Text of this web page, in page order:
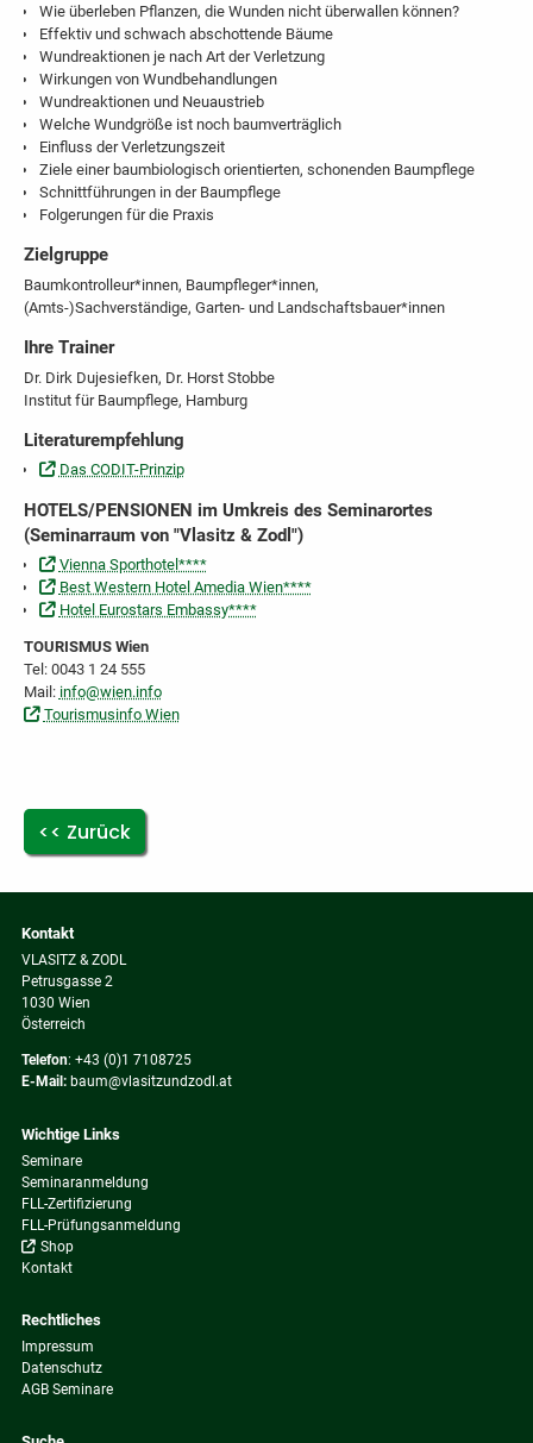
Wie überleben Pflanzen, die Wunden nicht überwallen können?
Effektiv und schwach abschottende Bäume
Wundreaktionen je nach Art der Verletzung
Wirkungen von Wundbehandlungen
Wundreaktionen und Neuaustrieb
Welche Wundgröße ist noch baumverträglich
Einfluss der Verletzungszeit
Ziele einer baumbiologisch orientierten, schonenden Baumpflege
Schnittführungen in der Baumpflege
Folgerungen für die Praxis
Zielgruppe
Baumkontrolleur*innen, Baumpfleger*innen,
(Amts-)Sachverständige, Garten- und Landschaftsbauer*innen
Ihre Trainer
Dr. Dirk Dujesiefken, Dr. Horst Stobbe
Institut für Baumpflege, Hamburg
Literaturempfehlung
Das CODIT-Prinzip
HOTELS/PENSIONEN im Umkreis des Seminarortes
(Seminarraum von "Vlasitz & Zodl")
Vienna Sporthotel****
Best Western Hotel Amedia Wien****
Hotel Eurostars Embassy****
TOURISMUS Wien
Tel: 0043 1 24 555
Mail: info@wien.info
Tourismusinfo Wien
Zurück
Kontakt
VLASITZ & ZODL
Petrusgasse 2
1030 Wien
Österreich
Telefon: +43 (0)1 7108725
E-Mail: baum@vlasitzundzodl.at
Wichtige Links
Navigation
überspringen
Seminare
Seminaranmeldung
FLL-Zertifizierung
FLL-Prüfungsanmeldung
Shop
Kontakt
Rechtliches
Navigation
überspringen
Impressum
Datenschutz
AGB Seminare